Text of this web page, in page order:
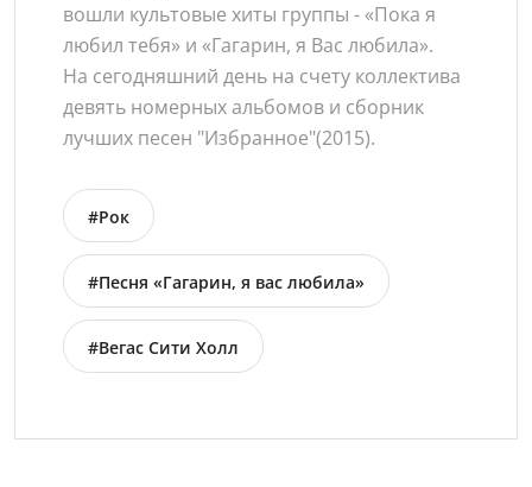
вошли культовые хиты группы - «Пока я
любил тебя» и «Гагарин, я Вас любила».
На сегодняшний день на счету коллектива
девять номерных альбомов и сборник
лучших песен "Избранное"(2015).
#Рок
#Песня «Гагарин, я вас любила»
#Вегас Сити Холл